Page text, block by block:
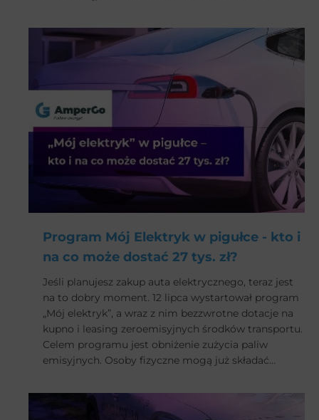
zaciera się coraz bardziej. Czeski producent po
sporym sukcesie małej Skody Citigo-e iV próbuje
swoich sił w segmencie SUV.
Program Mój Elektryk w pigułce - kto i
na co może dostać 27 tys. zł?
Jeśli planujesz zakup auta elektrycznego, teraz jest
na to dobry moment. 12 lipca wystartował program
„Mój elektryk”, a wraz z nim bezzwrotne dotacje na
kupno i leasing zeroemisyjnych środków transportu.
Celem programu jest obniżenie zużycia paliw
emisyjnych. Osoby fizyczne mogą już składać
dokładnie dotyczą dopłaty i jakie są warunki
uzyskania dotacji?